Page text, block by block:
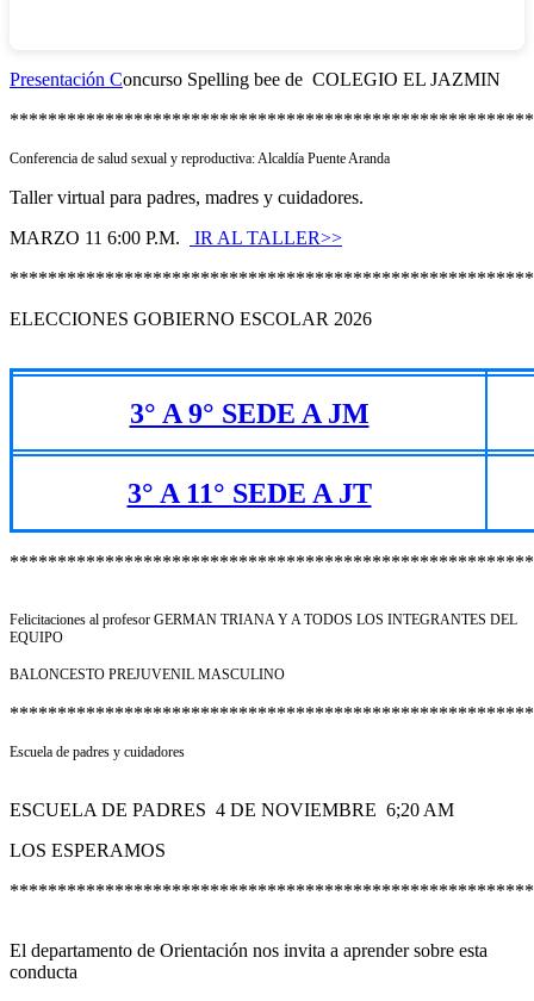
Presentación Concurso Spelling bee de COLEGIO EL JAZMIN
Conferencia de salud sexual y reproductiva: Alcaldía Puente Aranda
Taller virtual para padres, madres y cuidadores.
MARZO 11 6:00 P.M.
IR AL TALLER>>
ELECCIONES GOBIERNO ESCOLAR 2026
3° A 9° SEDE A JM
3° A 11° SEDE A JT
Felicitaciones al profesor GERMAN TRIANA Y A TODOS LOS INTEGRANTES DEL
EQUIPO
BALONCESTO PREJUVENIL MASCULINO
Escuela de padres y cuidadores
ESCUELA DE PADRES 4 DE NOVIEMBRE 6;20 AM
LOS ESPERAMOS
El departamento de Orientación nos invita a aprender sobre esta
conducta